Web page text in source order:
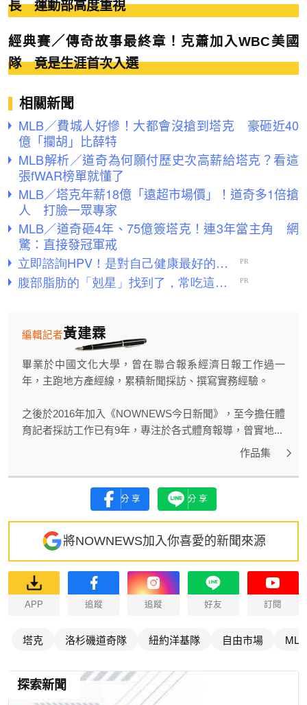
長 運動部高度重視
經典賽／傳奇故事最終章！克蕭加入WBC美國
隊 竟是生涯首次入選
相關新聞
MLB／費城人好慘！大都會沒搶到塔克 豪砸近40
億「攔胡」比薛特
MLB解析／道奇為何願付歷史次高薪給塔克？看這
張fWAR榜單就懂了
MLB／塔克年薪18億「遠超市場價」！道奇多1倍搶
人 打臉一眾專家
MLB／道奇砸4年、75億簽塔克！連3年當主角 網
驚：直接發冠軍戒
黃建霖
編輯記者
畢業於中國文化大學，曾在聯合報系經濟日報工作過一
年，主跑地方產經線，累積新聞採訪、撰寫實務經驗。
之後於2016年加入《NOWNEWS今日新聞》，至今擔任體
育記者採訪工作已有9年，專注於各式體育報導，曾實地...
作品集
分享 分享
將NOWNEWS加入你喜愛的新聞來源
APP 追蹤 追蹤 好友 訂閱
塔克 洛杉磯道奇隊 紐約洋基隊 自由市場 MLB
探索新聞